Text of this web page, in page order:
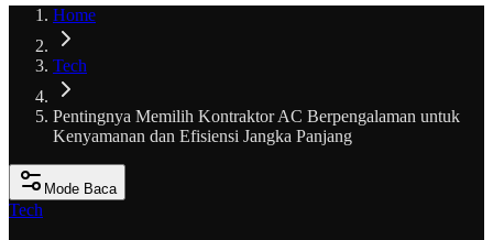
Home
Tech
Pentingnya Memilih Kontraktor AC Berpengalaman untuk
Kenyamanan dan Efisiensi Jangka Panjang
Mode Baca
Tech